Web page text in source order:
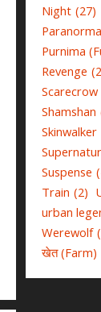
Night (27)
Purnima
Revenge
Scarecrow
Shamshan
Skinwalker
Suspense
Train (2)
urban
Werewolf
खेत (Farm)